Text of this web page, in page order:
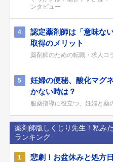
ンタビュー
4
認定薬剤師は「意味な
取得のメリット
薬剤師のための転職・求人コ
5
妊婦の便秘、酸化マグ
かない時は？
服薬指導に役立つ、妊婦と薬
薬剤師版しくじり先生！私み
ランキング
1
悲劇！お盆休みと処方